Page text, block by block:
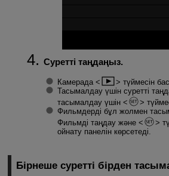
Суретті таңдаңыз.
Камерада
түймесін
Тасымалдау үшін суретті
тасымалдау үшін
Фильмдерді бұл жолмен
Фильмді таңдау және
ойнату панелін көрсетеді.
Бірнеше суретті бірден